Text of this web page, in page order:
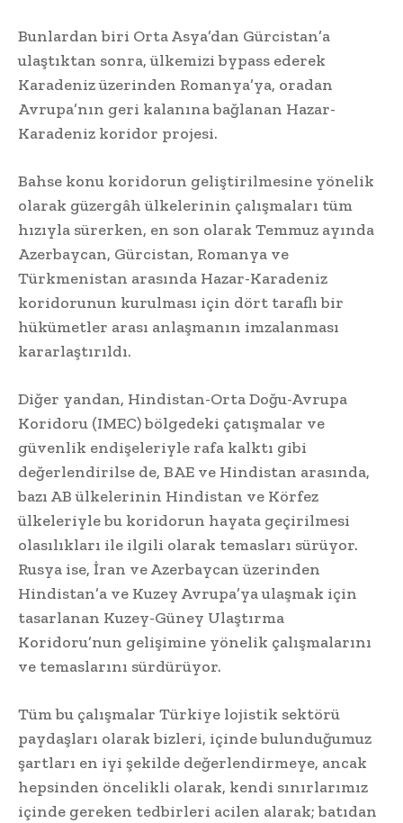
Bunlardan biri Orta Asya’dan Gürcistan’a
ulaştıktan sonra, ülkemizi bypass ederek
Karadeniz üzerinden Romanya’ya, oradan
Avrupa’nın geri kalanına bağlanan Hazar-
Karadeniz koridor projesi.
Bahse konu koridorun geliştirilmesine yönelik
olarak güzergâh ülkelerinin çalışmaları tüm
hızıyla sürerken, en son olarak Temmuz ayında
Azerbaycan, Gürcistan, Romanya ve
Türkmenistan arasında Hazar-Karadeniz
koridorunun kurulması için dört taraflı bir
hükümetler arası anlaşmanın imzalanması
kararlaştırıldı.
Diğer yandan, Hindistan-Orta Doğu-Avrupa
Koridoru (IMEC) bölgedeki çatışmalar ve
güvenlik endişeleriyle rafa kalktı gibi
değerlendirilse de, BAE ve Hindistan arasında,
bazı AB ülkelerinin Hindistan ve Körfez
ülkeleriyle bu koridorun hayata geçirilmesi
olasılıkları ile ilgili olarak temasları sürüyor.
Rusya ise, İran ve Azerbaycan üzerinden
Hindistan’a ve Kuzey Avrupa’ya ulaşmak için
tasarlanan Kuzey-Güney Ulaştırma
Koridoru’nun gelişimine yönelik çalışmalarını
ve temaslarını sürdürüyor.
Tüm bu çalışmalar Türkiye lojistik sektörü
paydaşları olarak bizleri, içinde bulunduğumuz
şartları en iyi şekilde değerlendirmeye, ancak
hepsinden öncelikli olarak, kendi sınırlarımız
içinde gereken tedbirleri acilen alarak; batıdan